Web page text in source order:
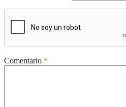
Comentario *